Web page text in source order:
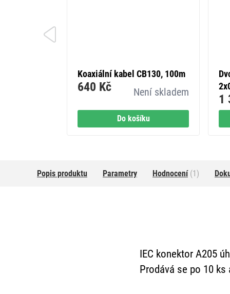
Do košíku
Koaxiální kabel CB130, 100m
Není skladem
640 Kč
1
Popis produktu Parametry Hodnocení(1)
IEC konektor A205
Prodává se po 10 ks